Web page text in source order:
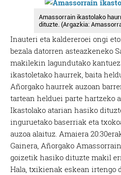
Amassorrain ikastolako
dituzte. (Argazkia:
Inauteri eta kaldereroei ongi
bezala datorren asteazkeneko
makilekin lagundutako
ikastoletako haurrek, baita
Añorgako haurrek auzoan
tartean helduei parte hartzeko
Ikastolako atarian hasiko
inguruetako baserriak eta
auzoa alaituz. Amaiera
Gainera, Añorgako
goizetik hasiko dituzte makil
Hala, txikienak eskean irtengo